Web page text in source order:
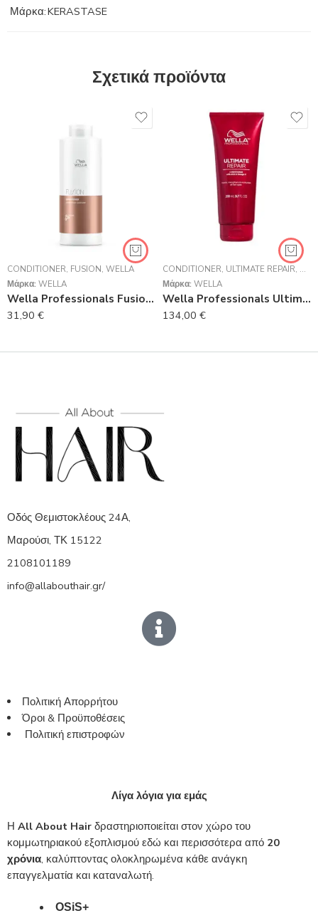
Μάρκα:KERASTASE
Σχετικά προϊόντα
CONDITIONER, FUSION, WELLA
Μάρκα: WELLA
Wella Professionals Fusion Conditioner 1000ml
31,90 €
CONDITIONER, ULTIMATE REPAIR,
Μάρκα: WELLA
Wella Professionals Ultimate Repair Conditioner 200ml
134,00 €
Οδός Θεμιστοκλέους 24Α,
Μαρούσι, ΤΚ 15122
2108101189
info@allabouthair.gr/
Πολιτική Απορρήτου
Όροι & Προϋποθέσεις
Πολιτική επιστροφών
Λίγα λόγια για εμάς
Η All About Hair δραστηριοποιείται στον χώρο του
κομμωτηριακού εξοπλισμού εδώ και περισσότερα από 20
χρόνια, καλύπτοντας ολοκληρωμένα κάθε ανάγκη
επαγγελματία και καταναλωτή.
OSiS+